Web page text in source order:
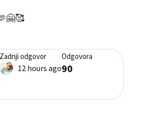
Zadnji odgovor
12 hours ago
Odgovora
90